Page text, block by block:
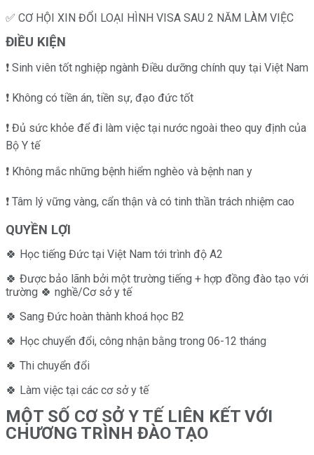
✅ CƠ HỘI XIN ĐỔI LOẠI HÌNH VISA SAU 2 NĂM LÀM VIỆC
ĐIỀU KIỆN
❗️ Sinh viên tốt nghiệp ngành Điều dưỡng chính quy tại Việt Nam
❗️ Không có tiền án, tiền sự, đạo đức tốt
❗️ Đủ sức khỏe để đi làm việc tại nước ngoài theo quy định của
Bộ Y tế
❗️ Không mắc những bệnh hiểm nghèo và bệnh nan y
❗️ Tâm lý vững vàng, cẩn thận và có tinh thần trách nhiệm cao
QUYỀN LỢI
🍀 Học tiếng Đức tại Việt Nam tới trình độ A2
🍀 Được bảo lãnh bởi một trường tiếng + hợp đồng đào tạo với
trường 🍀 nghề/Cơ sở y tế
🍀 Sang Đức hoàn thành khoá học B2
🍀 Học chuyển đổi, công nhận bằng trong 06-12 tháng
🍀 Thi chuyển đổi
🍀 Làm việc tại các cơ sở y tế
MỘT SỐ CƠ SỞ Y TẾ LIÊN KẾT VỚI
CHƯƠNG TRÌNH ĐÀO TẠO